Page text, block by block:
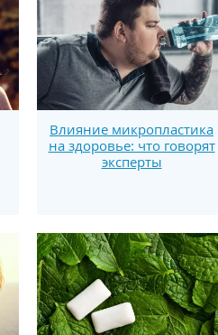
Влияние микропластика
на здоровье: что говорят
эксперты